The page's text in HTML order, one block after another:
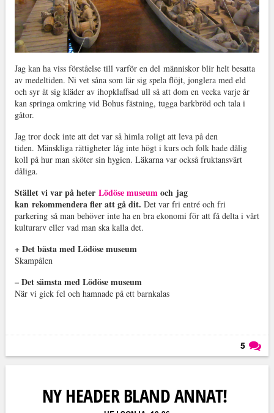
Jag kan ha viss förståelse till varför en del människor blir helt besatta
av medeltiden. Ni vet såna som lär sig spela flöjt, jonglera med eld
och syr åt sig kläder av ihopklaffsad ull så att dom en vecka varje år
kan springa omkring vid Bohus fästning, tugga barkbröd och tala i
gåtor.
Jag tror dock inte att det var så himla roligt att leva på den
tiden. Mänskliga rättigheter låg inte högt i kurs och folk hade dålig
koll på hur man sköter sin hygien. Läkarna var också fruktansvärt
dåliga.
Stället vi var på heter Lödöse museumoch jag
kan rekommendera fler att gå dit. Det var fri entré och fri
parkering så man behöver inte ha en bra ekonomi för att få delta i vårt
kulturarv eller vad man ska kalla det.
+ Det bästa med Lödöse museum
Skampålen
– Det sämsta med Lödöse museum
När vi gick fel och hamnade på ett barnkalas
5
NY HEADER BLAND ANNAT!